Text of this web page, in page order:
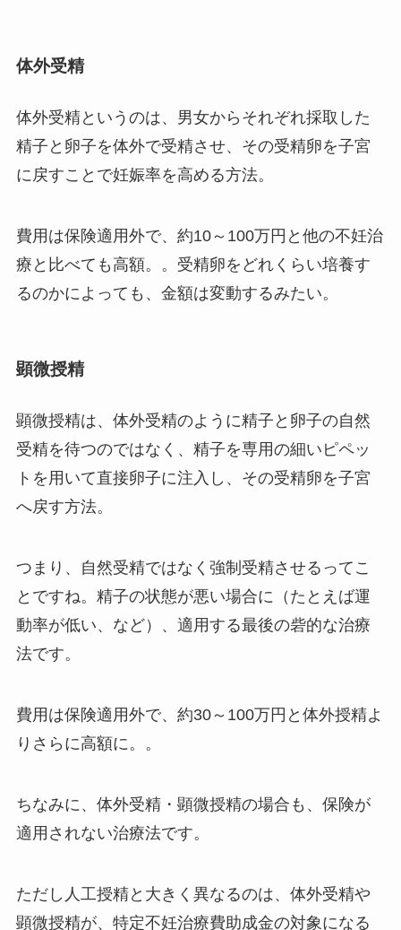
体外受精
体外受精というのは、男女からそれぞれ採取した
精子と卵子を体外で受精させ、その受精卵を子宮
に戻すことで妊娠率を高める方法。
費用は保険適用外で、約10～100万円と他の不妊治
療と比べても高額。。受精卵をどれくらい培養す
るのかによっても、金額は変動するみたい。
顕微授精
顕微授精は、体外受精のように精子と卵子の自然
受精を待つのではなく、精子を専用の細いピペッ
トを用いて直接卵子に注入し、その受精卵を子宮
へ戻す方法。
つまり、自然受精ではなく強制受精させるってこ
とですね。精子の状態が悪い場合に（たとえば運
動率が低い、など）、適用する最後の砦的な治療
法です。
費用は保険適用外で、約30～100万円と体外授精よ
りさらに高額に。。
ちなみに、体外受精・顕微授精の場合も、保険が
適用されない治療法です。
ただし人工授精と大きく異なるのは、体外受精や
顕微授精が、特定不妊治療費助成金の対象になる